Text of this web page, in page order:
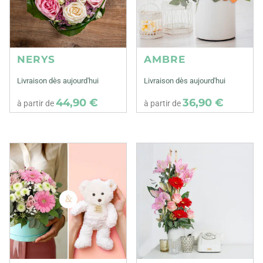
NERYS
Livraison dès aujourd'hui
à partir de44,90 €
AMBRE
Livraison dès aujourd'hui
à partir de36,90 €